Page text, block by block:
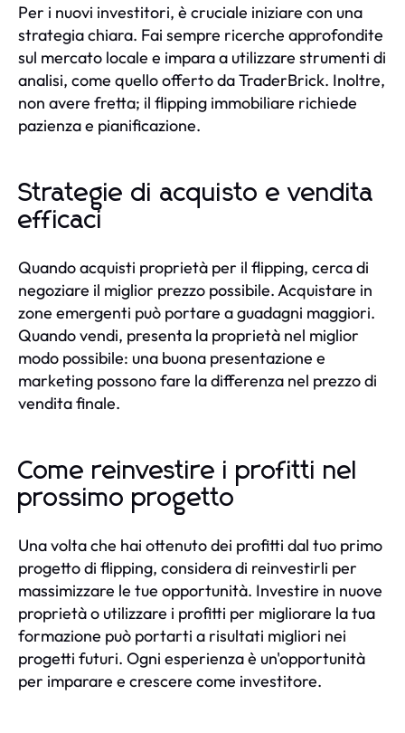
Per i nuovi investitori, è cruciale iniziare con una
strategia chiara. Fai sempre ricerche approfondite
sul mercato locale e impara a utilizzare strumenti di
analisi, come quello offerto da TraderBrick. Inoltre,
non avere fretta; il flipping immobiliare richiede
pazienza e pianificazione.
Strategie di acquisto e vendita
efficaci
Quando acquisti proprietà per il flipping, cerca di
negoziare il miglior prezzo possibile. Acquistare in
zone emergenti può portare a guadagni maggiori.
Quando vendi, presenta la proprietà nel miglior
modo possibile: una buona presentazione e
marketing possono fare la differenza nel prezzo di
vendita finale.
Come reinvestire i profitti nel
prossimo progetto
Una volta che hai ottenuto dei profitti dal tuo primo
progetto di flipping, considera di reinvestirli per
massimizzare le tue opportunità. Investire in nuove
proprietà o utilizzare i profitti per migliorare la tua
formazione può portarti a risultati migliori nei
progetti futuri. Ogni esperienza è un'opportunità
per imparare e crescere come investitore.